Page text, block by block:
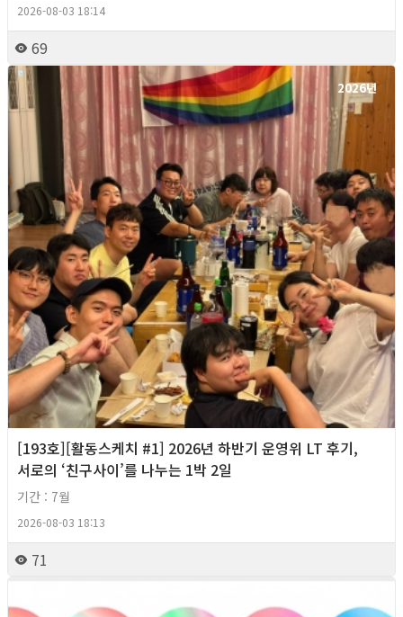
2026-08-03 18:14
69
2026년
[193호][활동스케치 #1] 2026년 하반기 운영위 LT 후기,
서로의 ‘친구사이’를 나누는 1박 2일
기간 : 7월
2026-08-03 18:13
71